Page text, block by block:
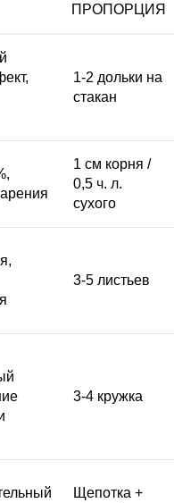
ПРОПОРЦИЯ
1-2 дольки на
стакан
1 см корня /
0,5 ч. л.
сухого
3-5 листьев
3-4 кружка
Щепотка +